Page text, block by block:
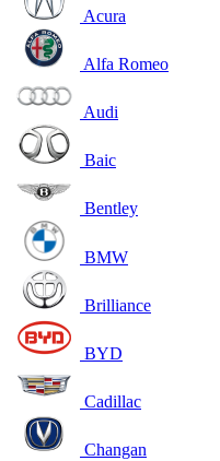
Acura
Alfa Romeo
Audi
Baic
Bentley
BMW
Brilliance
BYD
Cadillac
Changan